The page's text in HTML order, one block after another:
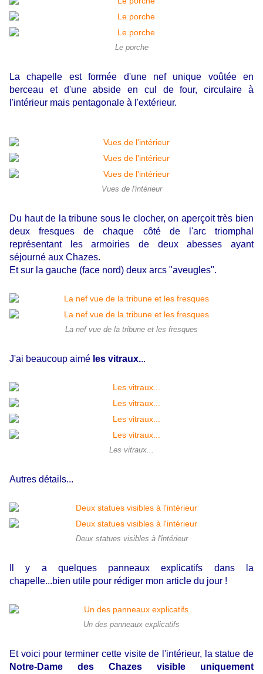
Le porche
La chapelle est formée d'une nef unique voûtée en
berceau et d'une abside en cul de four, circulaire à
l'intérieur mais pentagonale à l'extérieur.
Vues de l'intérieur
Du haut de la tribune sous le clocher, on aperçoit très bien
deux fresques de chaque côté de l'arc triomphal
représentant les armoiries de deux abesses ayant
séjourné aux Chazes.
Et sur la gauche (face nord) deux arcs "aveugles".
La nef vue de la tribune et les fresques
J'ai beaucoup aimé les vitraux...
Les vitraux...
Autres détails...
Deux statues visibles à l'intérieur
Il y a quelques panneaux explicatifs dans la
chapelle...bien utile pour rédiger mon article du jour !
Un des panneaux explicatifs
Et voici pour terminer cette visite de l'intérieur, la statue de
Notre-Dame des Chazes visible uniquement